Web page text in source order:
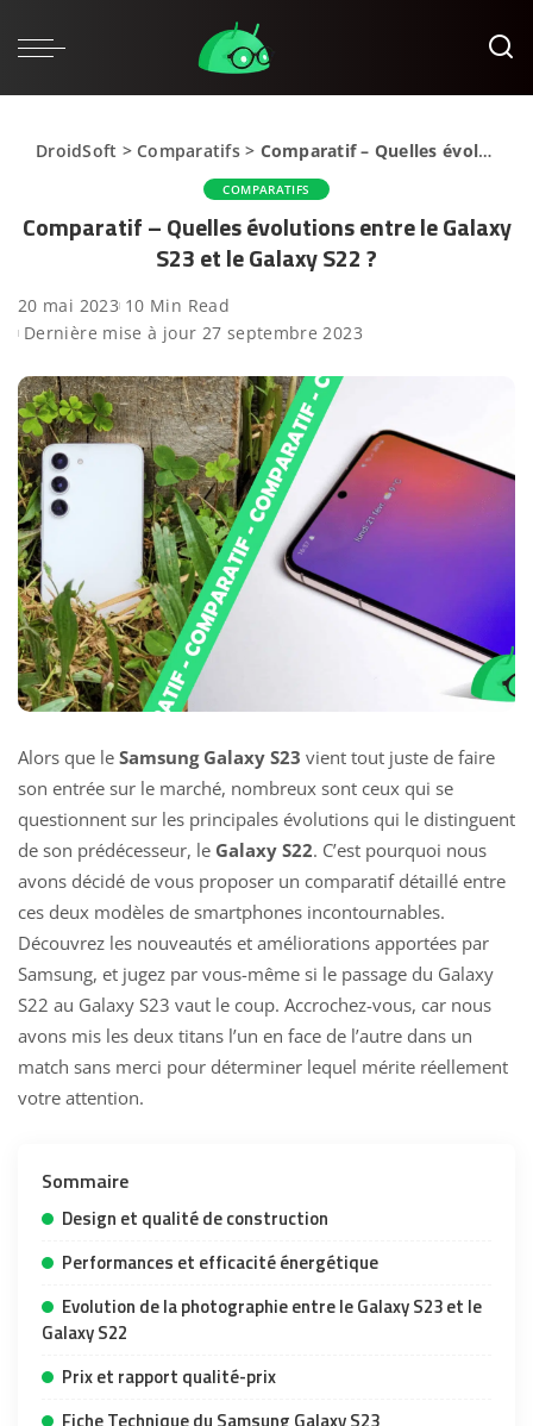
DroidSoft > Comparatifs> Comparatif – Quelles évolutions entre le Galaxy S23 et le Galaxy S22 ?
COMPARATIFS
Comparatif – Quelles évolutions entre le Galaxy
S23 et le Galaxy S22 ?
20 mai 2023 10 Min Read
Dernière mise à jour 27 septembre 2023
Alors que le Samsung Galaxy S23 vient tout juste de faire
son entrée sur le marché, nombreux sont ceux qui se
questionnent sur les principales évolutions qui le distinguent
de son prédécesseur, le Galaxy S22. C’est pourquoi nous
avons décidé de vous proposer un comparatif détaillé entre
ces deux modèles de smartphones incontournables.
Découvrez les nouveautés et améliorations apportées par
Samsung, et jugez par vous-même si le passage du Galaxy
S22 au Galaxy S23 vaut le coup. Accrochez-vous, car nous
avons mis les deux titans l’un en face de l’autre dans un
match sans merci pour déterminer lequel mérite réellement
votre attention.
Sommaire
Design et qualité de construction
Performances et efficacité énergétique
Evolution de la photographie entre le Galaxy S23 et le
Galaxy S22
Prix et rapport qualité-prix
Fiche Technique du Samsung Galaxy S23